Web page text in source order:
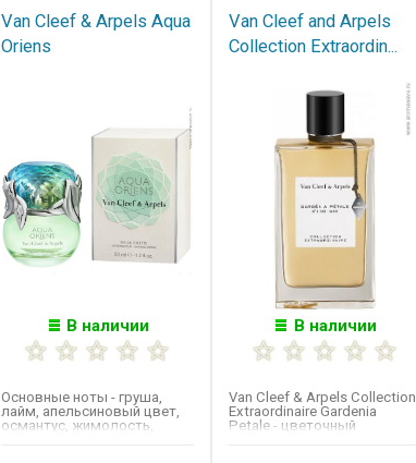
Van Cleef & Arpels​ Aqua
Oriens
В наличии
Основные ноты - груша,
лайм, апельсиновый цвет,
османтус, жимолость,
Van Cleef and Arpels
Collection Extraordin...
В наличии
Van Cleef & Arpels Collection
Extraordinaire Gardenia
Petale - цветочный